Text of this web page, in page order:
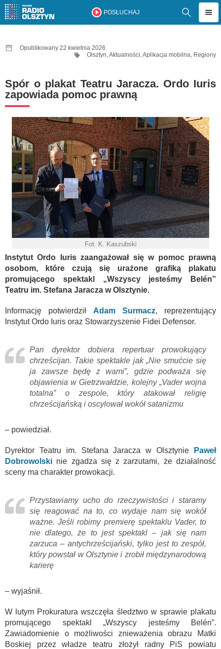
POSŁUCHAJ
Opublikowany 22 kwietnia 2026
Olsztyn,Aktualności,Aplikacja mobilna, Regiony
Spór o plakat Teatru Jaracza. Ordo Iuris
zapowiada pomoc prawną
Fot. K. Kaszubski
Instytut Ordo Iuris zaangażował się w pomoc prawną
osobom, które czują się urażone grafiką plakatu
promującego spektakl „Wszyscy jesteśmy Belén”
Teatru im. Stefana Jaracza w Olsztynie.
Informację potwierdził Adam Surmacz, reprezentujący
Instytut Ordo Iuris oraz Stowarzyszenie Fidei Defensor.
Pan dyrektor dobiera repertuar prowokujący
chrześcijan. Takie spektakle jak „Nie smućcie się
ja zawsze będę z wami”, gdzie podważa się
objawienia w Gietrzwałdzie, kolejny „Vader wojna
totalna” o zespole, który atakował religię
chrześcijańską i oscylował wokół satanizmu
– powiedział.
Dyrektor Teatru im. Stefana Jaracza w Olsztynie
Paweł
Dobrowolski nie zgadza się z zarzutami, że działalność
sceny ma charakter prowokacji.
Przystawiamy ucho do rzeczywistości i staramy
się reagować na to, co wydaje nam się wokół
ważne. Jeśli robimy premierę spektaklu Vader, to
nie dlatego, że to jest spektakl – jak się nam
zarzuca – antychrześcijański, tylko jest to zespół,
który powstał w Olsztynie i zrobił międzynarodową
karierę
– wyjaśnił.
W lutym Prokuratura wszczęła śledztwo w sprawie plakatu
promującego spektakl „Wszyscy jesteśmy Belén”.
Zawiadomienie o możliwości znieważenia obrazu Matki
Boskiej przez władze teatru złożył radny PiS powiatu